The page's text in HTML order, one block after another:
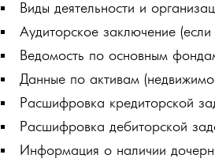
Виды деятельности и
Аудиторское заключение
Ведомость по основным
Данные по активам
Расшифровка кредиторской
Расшифровка дебиторской
Информация о наличии